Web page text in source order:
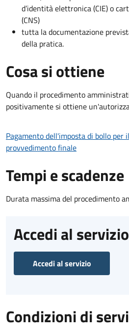
d’identità elettronica (CIE) o
(CNS)
tutta la documentazione
della pratica.
Cosa si ottiene
Quando il procedimento
positivamente si ottiene
Pagamento dell'imposta di bollo per
provvedimento finale
Tempi e scadenze
Durata massima del procedimento
Accedi al servizio
Accedi al servizio
Condizioni di